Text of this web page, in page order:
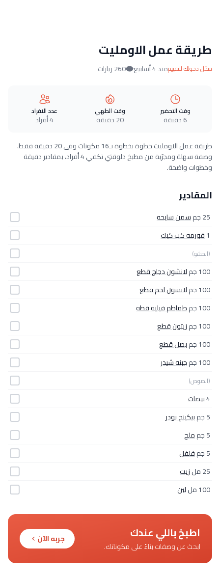
طريقة عمل الاومليت
سجّل دخولك للتقييممنذ 4 أسابيع 260 زيارات
وقت التحضير
6 دقيقة
وقت الطهي
20 دقيقة
عدد الافراد
4 أفراد
طريقة عمل الاومليت خطوة بخطوة بـ16 مكونات وفي 20 دقيقة فقط.
وصفة سهلة ومجرّبة من مطبخ دلوقتي تكفي 4 أفراد، بمقادير دقيقة
وخطوات واضحة.
المقادير
25 جم
سمن سايحه
1فورمه كب كيك
(الحشو)
100 جم
لانشون دجاج قطع
100 جم
لانشون لحم قطع
100 جم
طماطم فيليه قطه
100 جم
زيتون قطع
100 جم
بصل قطع
100 جم
جبنه شيدر
(الصوص)
4بيضات
5 جم
بيكينج بودر
5 جم
ملح
5 جم
فلفل
25 مل
زيت
100 مل
لبن
اطبخ باللي عندك
ابحث عن وصفات بناءً على مكوناتك.
جربه الآن